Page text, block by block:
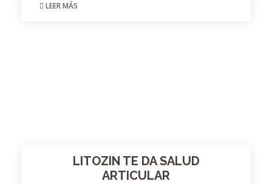
LEER MÁS
LITOZIN TE DA SALUD
ARTICULAR